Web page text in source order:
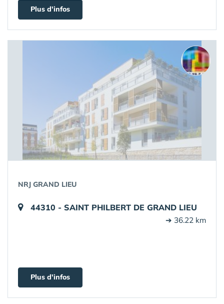
Plus d'infos
NRJ GRAND LIEU
44310 - SAINT PHILBERT DE GRAND LIEU
➔ 36.22 km
Plus d'infos